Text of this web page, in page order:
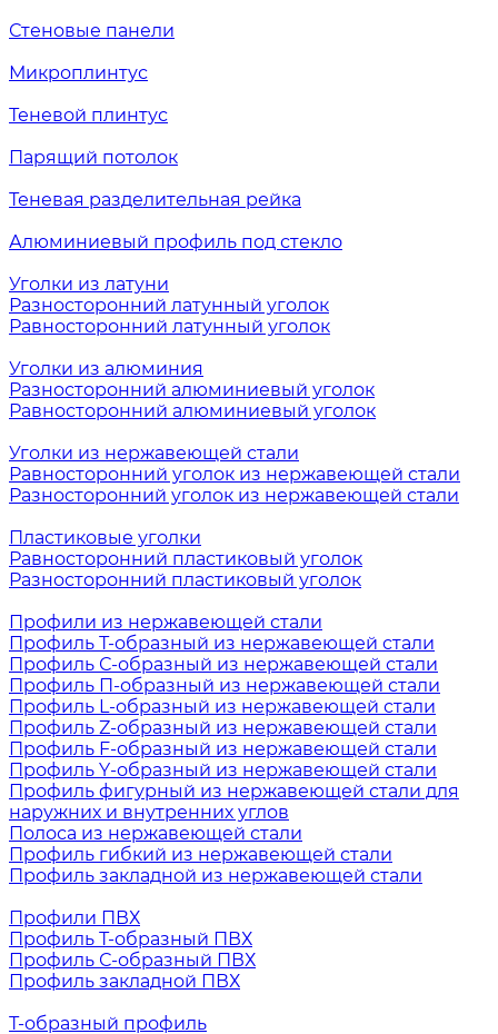
Стеновые панели
Микроплинтус
Теневой плинтус
Парящий потолок
Теневая разделительная рейка
Алюминиевый профиль под стекло
Уголки из латуни
Разносторонний латунный уголок
Равносторонний латунный уголок
Уголки из алюминия
Разносторонний алюминиевый уголок
Равносторонний алюминиевый уголок
Уголки из нержавеющей стали
Равносторонний уголок из нержавеющей стали
Разносторонний уголок из нержавеющей стали
Пластиковые уголки
Равносторонний пластиковый уголок
Разносторонний пластиковый уголок
Профили из нержавеющей стали
Профиль Т-образный из нержавеющей стали
Профиль С-образный из нержавеющей стали
Профиль П-образный из нержавеющей стали
Профиль L-образный из нержавеющей стали
Профиль Z-образный из нержавеющей стали
Профиль F-образный из нержавеющей стали
Профиль Y-образный из нержавеющей стали
Профиль фигурный из нержавеющей стали для
наружних и внутренних углов
Полоса из нержавеющей стали
Профиль гибкий из нержавеющей стали
Профиль закладной из нержавеющей стали
Профили ПВХ
Профиль Т-образный ПВХ
Профиль С-образный ПВХ
Профиль закладной ПВХ
Т-образный профиль